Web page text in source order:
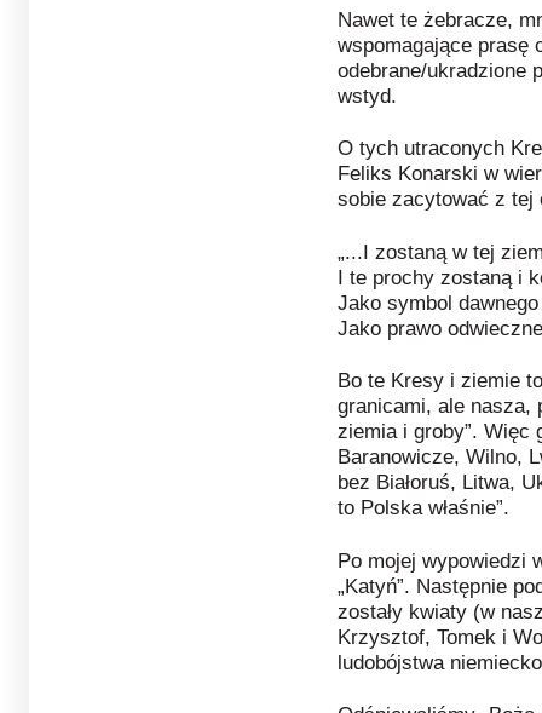
Nawet te żebracze,
wspomagające prasę
odebrane/ukradzione
wstyd.
O tych utraconych
Feliks Konarski w
sobie zacytować z tej
„...I zostaną w tej
I te prochy zostaną i
Jako symbol
Jako prawo
Bo te Kresy i ziemie
granicami, ale nasza,
ziemia i groby”. Więc
Baranowicze, Wilno,
bez Białoruś, Litwa,
to Polska właśnie”.
Po mojej wypowiedzi
„Katyń”. Następnie
zostały kwiaty (w
Krzysztof, Tomek i
ludobójstwa